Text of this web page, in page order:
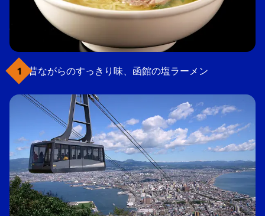
昔ながらのすっきり味、函館の塩ラーメン